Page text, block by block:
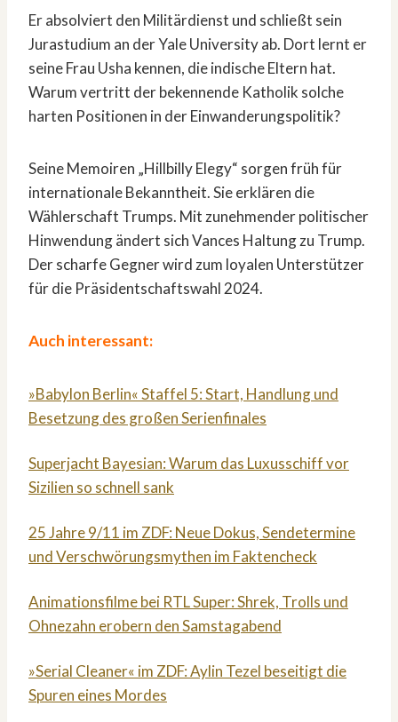
Er absolviert den Militärdienst und schließt sein
Jurastudium an der Yale University ab. Dort lernt er
seine Frau Usha kennen, die indische Eltern hat.
Warum vertritt der bekennende Katholik solche
harten Positionen in der Einwanderungspolitik?
Seine Memoiren „Hillbilly Elegy“ sorgen früh für
internationale Bekanntheit. Sie erklären die
Wählerschaft Trumps. Mit zunehmender politischer
Hinwendung ändert sich Vances Haltung zu Trump.
Der scharfe Gegner wird zum loyalen Unterstützer
für die Präsidentschaftswahl 2024.
Auch interessant:
»Babylon Berlin« Staffel 5: Start, Handlung und
Besetzung des großen Serienfinales
Superjacht Bayesian: Warum das Luxusschiff vor
Sizilien so schnell sank
25 Jahre 9/11 im ZDF: Neue Dokus, Sendetermine
und Verschwörungsmythen im Faktencheck
Animationsfilme bei RTL Super: Shrek, Trolls und
Ohnezahn erobern den Samstagabend
»Serial Cleaner« im ZDF: Aylin Tezel beseitigt die
Spuren eines Mordes